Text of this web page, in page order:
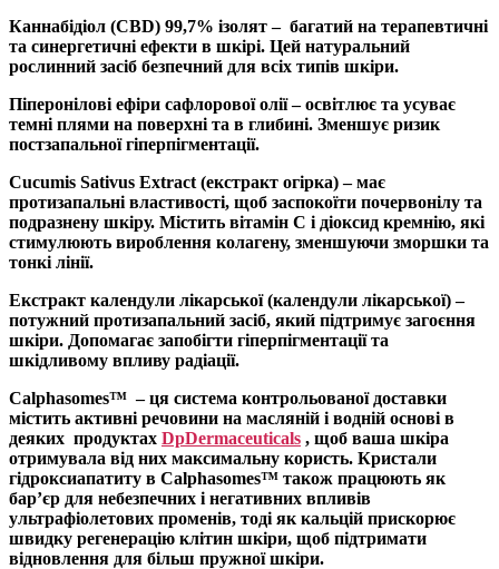
Каннабідіол (CBD) 99,7% ізолят– багатий на терапевтичні
та синергетичні ефекти в шкірі. Цей натуральний
рослинний засіб безпечний для всіх типів шкіри.
Піперонілові ефіри сафлорової олії– освітлює та усуває
темні плями на поверхні та в глибині. Зменшує ризик
постзапальної гіперпігментації.
Cucumis Sativus Extract (екстракт огірка)– має
протизапальні властивості, щоб заспокоїти почервонілу та
подразнену шкіру. Містить вітамін С і діоксид кремнію, які
стимулюють вироблення колагену, зменшуючи зморшки та
тонкі лінії.
Екстракт календули лікарської (календули лікарської)–
потужний протизапальний засіб, який підтримує загоєння
шкіри. Допомагає запобігти гіперпігментації та
шкідливому впливу радіації.
Calphasomes™– ця система контрольованої доставки
містить активні речовини на масляній і водній основі в
деяких продуктах DpDermaceuticals , щоб ваша шкіра
отримувала від них максимальну користь. Кристали
гідроксиапатиту в Calphasomes™ також працюють як
бар’єр для небезпечних і негативних впливів
ультрафіолетових променів, тоді як кальцій прискорює
швидку регенерацію клітин шкіри, щоб підтримати
відновлення для більш пружної шкіри.